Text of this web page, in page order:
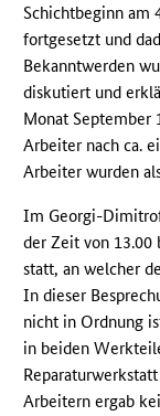
Schichtbeginn am
fortgesetzt und
Bekanntwerden
diskutiert und
Monat September
Arbeiter nach ca.
Arbeiter wurden
Im Georgi-
der Zeit von 13.00
statt, an welcher
In dieser
nicht in Ordnung
in beiden
Arbeitern ergab